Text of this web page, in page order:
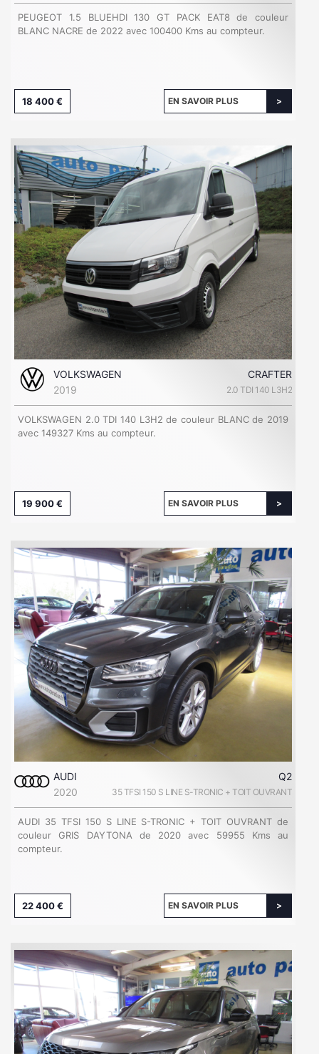
PEUGEOT 1.5 BLUEHDI 130 GT PACK EAT8 de couleur
BLANC NACRE de 2022 avec 100400 Kms au compteur.
18 400 € EN SAVOIR PLUS
VOLKSWAGEN
CRAFTER
2019
2.0 TDI 140 L3H2
VOLKSWAGEN 2.0 TDI 140 L3H2 de couleur BLANC de 2019
avec 149327 Kms au compteur.
19 900 € EN SAVOIR PLUS
AUDI
Q2
2020
35 TFSI 150 S LINE S-TRONIC + TOIT OUVRANT
AUDI 35 TFSI 150 S LINE S-TRONIC + TOIT OUVRANT de
couleur GRIS DAYTONA de 2020 avec 59955 Kms au
compteur.
22 400 € EN SAVOIR PLUS